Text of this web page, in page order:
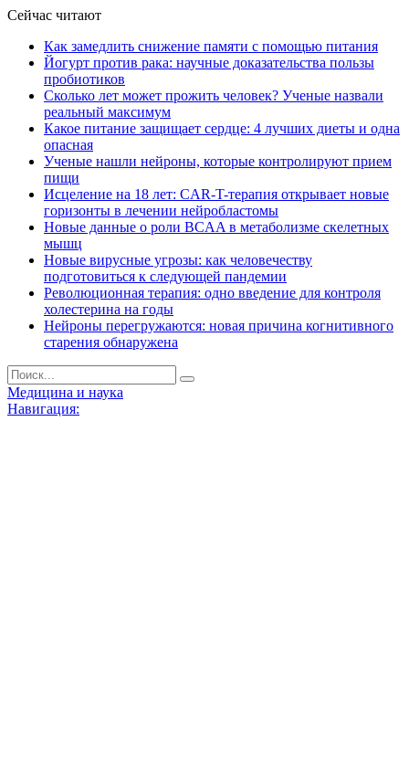
Сейчас читают
Как замедлить снижение памяти с помощью питания
Йогурт против рака: научные доказательства пользы
пробиотиков
Сколько лет может прожить человек? Ученые назвали
реальный максимум
Какое питание защищает сердце: 4 лучших диеты и одна
опасная
Ученые нашли нейроны, которые контролируют прием
пищи
Исцеление на 18 лет: CAR-T-терапия открывает новые
горизонты в лечении нейробластомы
Новые данные о роли BCAA в метаболизме скелетных
мышц
Новые вирусные угрозы: как человечеству
подготовиться к следующей пандемии
Революционная терапия: одно введение для контроля
холестерина на годы
Нейроны перегружаются: новая причина когнитивного
старения обнаружена
Медицина и наука
Навигация: